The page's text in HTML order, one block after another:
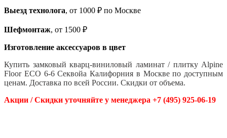
Выезд технолога, от 1000 ₽ по Москве
Шефмонтаж, от 1500 ₽
Изготовление аксессуаров в цвет
Купить замковый кварц-виниловый ламинат / плитку Alpine
Floor ЕСО 6-6 Секвойа Калифорния в Москве по доступным
ценам. Доставка по всей России. Скидки от объема.
Акции / Скидки уточняйте у менеджера +7 (495) 925-06-19